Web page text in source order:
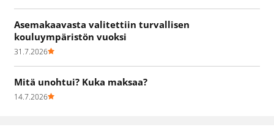
Asemakaavasta valitettiin turvallisen
kouluympäristön vuoksi
31.7.2026
Mitä unohtui? Kuka maksaa?
14.7.2026